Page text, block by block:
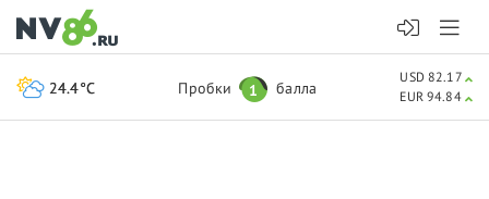
24.4°C Пробки 1 балла
USD 82.17
EUR 94.84